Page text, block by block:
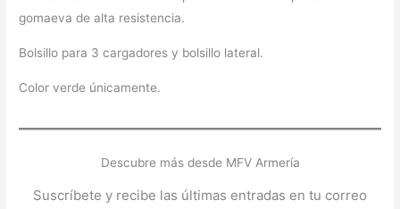
gomaeva de alta resistencia.
Bolsillo para 3 cargadores y bolsillo lateral.
Color verde únicamente.
Descubre más desde MFV Armería
Suscríbete y recibe las últimas entradas en tu correo